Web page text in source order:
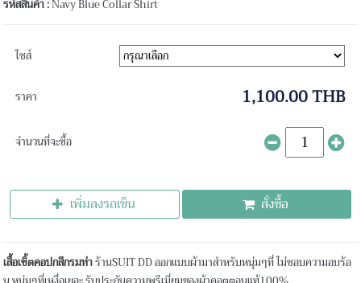
รหัสสินค้า :Navy Blue Collar Shirt
ไซส์
ราคา 1,100.00 THB
จำนวนที่จะซื้อ
เพิ่มลงรถเข็น สั่งซื้อ
เสื้อเชิ้ตคอปกสีกรมท่าร้านSUIT DD ออกแบบผ้ามาสำหรับหนุ่มๆที่ ไม่ชอบความอบร้อ